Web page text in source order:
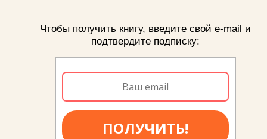
Чтобы получить книгу, введите свой e-mail и
подтвердите подписку:
ПОЛУЧИТЬ!